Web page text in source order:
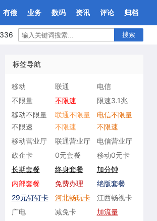
有偿 业务 数码 资讯 评论 归档
搜索
标签导航
移动 联通
电信
不限量
不限速
限速3.1兆
移动不限量
不限速
联通不限量
不限速
电信不限量
不限速
移动营业厅
联通营业厅
电信营业厅
政企卡
0元套餐
移动0元卡
长期套餐
终身套餐
加分钟
内部套餐
免费办理
绝版套餐
29元钉钉卡
河北畅玩卡
江西畅视卡
广电
减免卡
加流量